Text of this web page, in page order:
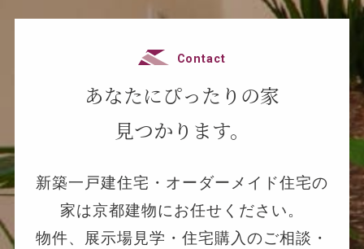
Contact
あなたにぴったりの家
見つかります。
新築一戸建住宅・オーダーメイド住宅の
家は京都建物にお任せください。
物件、展示場見学・住宅購入のご相談・